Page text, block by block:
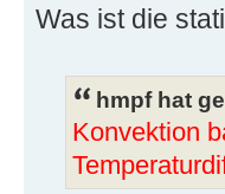
Was ist die
hmpf hat
Konvektion